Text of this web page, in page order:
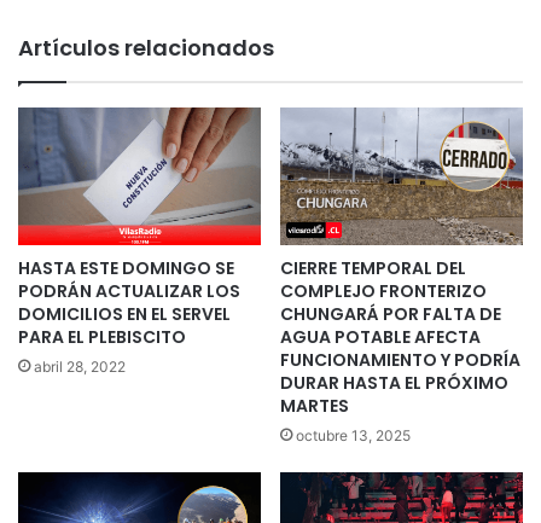
Artículos relacionados
HASTA ESTE DOMINGO SE
PODRÁN ACTUALIZAR LOS
DOMICILIOS EN EL SERVEL
PARA EL PLEBISCITO
abril 28, 2022
CIERRE TEMPORAL DEL
COMPLEJO FRONTERIZO
CHUNGARÁ POR FALTA DE
AGUA POTABLE AFECTA
FUNCIONAMIENTO Y PODRÍA
DURAR HASTA EL PRÓXIMO
MARTES
octubre 13, 2025